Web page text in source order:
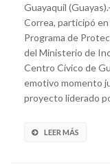
Guayaquil
Correa, participó
Programa de
del Ministerio de
Centro Cívico de
emotivo momento
proyecto liderado
LEER MÁS